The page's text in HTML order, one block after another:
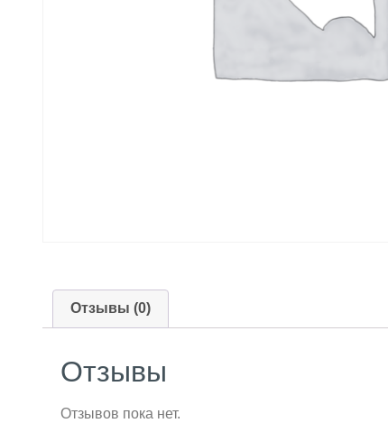
Отзывы (0)
Отзывы
Отзывов пока нет.